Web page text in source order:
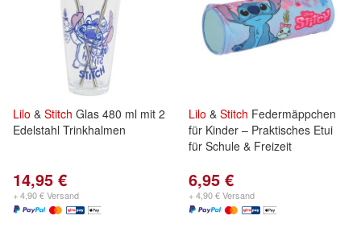
Lilo & Stitch Glas 480 ml mit 2
Edelstahl Trinkhalmen
14,95 €
+ 4,90 € Versand
Lilo & Stitch Federmäppchen
für Kinder – Praktisches Etui
für Schule & Freizeit
6,95 €
+ 4,90 € Versand